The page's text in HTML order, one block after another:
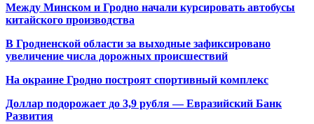
Между Минском и Гродно начали курсировать автобусы
китайского производства
В Гродненской области за выходные зафиксировано
увеличение числа дорожных происшествий
На окраине Гродно построят спортивный комплекс
Доллар подорожает до 3,9 рубля — Евразийский Банк
Развития